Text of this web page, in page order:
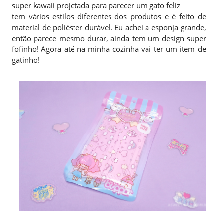
super kawaii projetada para parecer um gato feliz
tem vários estilos diferentes dos produtos e é feito de
material de poliéster durável. Eu achei a esponja grande,
então parece mesmo durar, ainda tem um design super
fofinho! Agora até na minha cozinha vai ter um item de
gatinho!